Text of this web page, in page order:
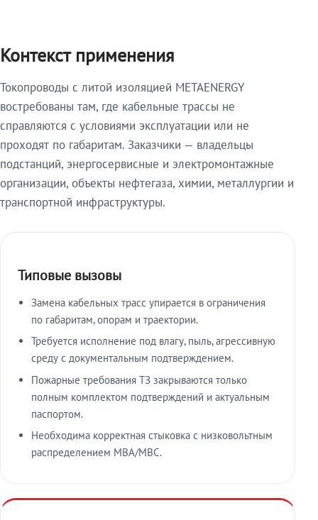
Контекст применения
Токопроводы с литой изоляцией METAENERGY
востребованы там, где кабельные трассы не
справляются с условиями эксплуатации или не
проходят по габаритам. Заказчики — владельцы
подстанций, энергосервисные и электромонтажные
организации, объекты нефтегаза, химии, металлургии и
транспортной инфраструктуры.
Типовые вызовы
Замена кабельных трасс упирается в ограничения
по габаритам, опорам и траектории.
Требуется исполнение под влагу, пыль, агрессивную
среду с документальным подтверждением.
Пожарные требования ТЗ закрываются только
полным комплектом подтверждений и актуальным
паспортом.
Необходима корректная стыковка с низковольтным
распределением МВА/МВС.